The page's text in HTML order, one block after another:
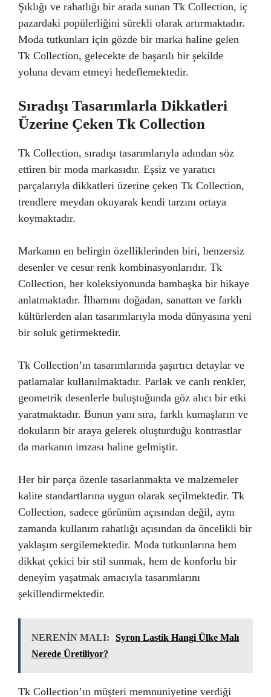
Şıklığı ve rahatlığı bir arada sunan Tk Collection, iç
pazardaki popülerliğini sürekli olarak artırmaktadır.
Moda tutkunları için gözde bir marka haline gelen
Tk Collection, gelecekte de başarılı bir şekilde
yoluna devam etmeyi hedeflemektedir.
Sıradışı Tasarımlarla Dikkatleri
Üzerine Çeken Tk Collection
Tk Collection, sıradışı tasarımlarıyla adından söz
ettiren bir moda markasıdır. Eşsiz ve yaratıcı
parçalarıyla dikkatleri üzerine çeken Tk Collection,
trendlere meydan okuyarak kendi tarzını ortaya
koymaktadır.
Markanın en belirgin özelliklerinden biri, benzersiz
desenler ve cesur renk kombinasyonlarıdır. Tk
Collection, her koleksiyonunda bambaşka bir hikaye
anlatmaktadır. İlhamını doğadan, sanattan ve farklı
kültürlerden alan tasarımlarıyla moda dünyasına yeni
bir soluk getirmektedir.
Tk Collection’ın tasarımlarında şaşırtıcı detaylar ve
patlamalar kullanılmaktadır. Parlak ve canlı renkler,
geometrik desenlerle buluştuğunda göz alıcı bir etki
yaratmaktadır. Bunun yanı sıra, farklı kumaşların ve
dokuların bir araya gelerek oluşturduğu kontrastlar
da markanın imzası haline gelmiştir.
Her bir parça özenle tasarlanmakta ve malzemeler
kalite standartlarına uygun olarak seçilmektedir. Tk
Collection, sadece görünüm açısından değil, aynı
zamanda kullanım rahatlığı açısından da öncelikli bir
yaklaşım sergilemektedir. Moda tutkunlarına hem
dikkat çekici bir stil sunmak, hem de konforlu bir
deneyim yaşatmak amacıyla tasarımlarını
şekillendirmektedir.
NERENİN MALI:
Syron Lastik Hangi Ülke Malı
Nerede Üretiliyor?
Tk Collection’ın müşteri memnuniyetine verdiği